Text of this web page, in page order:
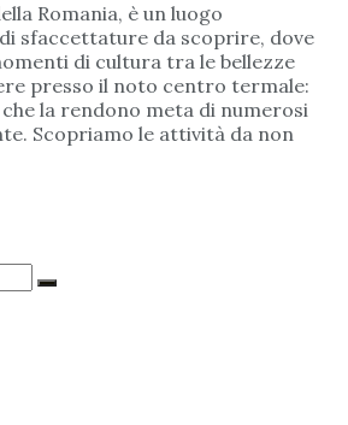
Romania, è un luogo
sfaccettature da scoprire, dove
di cultura tra le bellezze
presso il noto centro termale:
la rendono meta di numerosi
Scopriamo le attività da non